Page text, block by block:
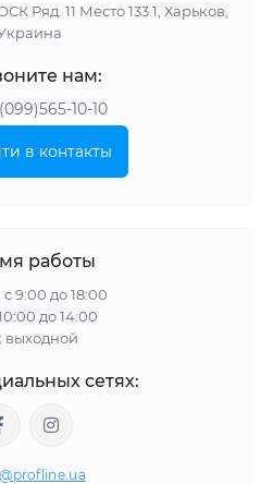
Ряд. 11 Место 133.1, Харьков,
нам:
10-10
в контакты
работы
9:00 до 18:00
до 14:00
выходной
сетях: